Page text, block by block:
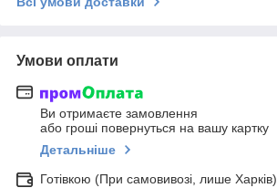
Умови оплати
Ви отримаєте замовлення
або гроші повернуться на вашу картку
Детальніше
Готівкою (При самовивозі, лише Харків)